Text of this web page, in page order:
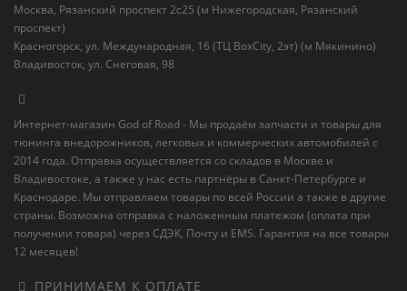
Москва, Рязанский проспект 2с25 (м Нижегородская, Рязанский
проспект)
Красногорск, ул. Международная, 16 (ТЦ BoxСity, 2эт) (м Мякинино)
Владивосток, ул. Снеговая, 98
Интернет-магазин God of Road - Мы продаём запчасти и товары для
тюнинга внедорожников, легковых и коммерческих автомобилей с
2014 года. Отправка осуществляется со складов в Москве и
Владивостоке, а также у нас есть партнёры в Санкт-Петербурге и
Краснодаре. Мы отправляем товары по всей России а также в другие
страны. Возможна отправка с наложенным платежом (оплата при
получении товара) через СДЭК, Почту и EMS. Гарантия на все товары
12 месяцев!
ПРИНИМАЕМ К ОПЛАТЕ